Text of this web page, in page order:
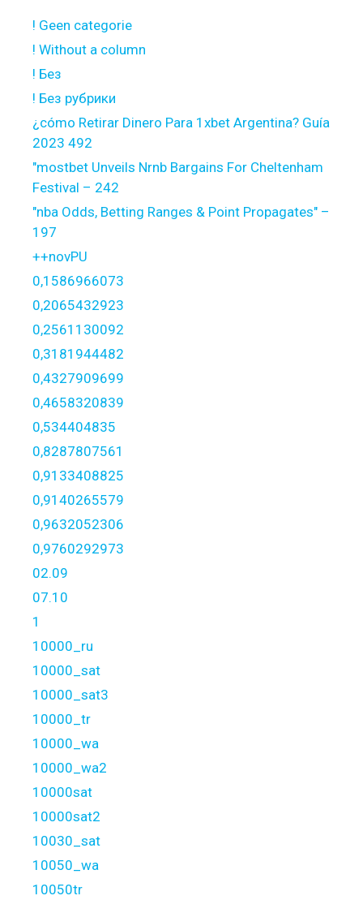
! Geen categorie
! Without a column
! Без
! Без рубрики
¿cómo Retirar Dinero Para 1xbet Argentina? Guía
2023 492
"mostbet Unveils Nrnb Bargains For Cheltenham
Festival – 242
"nba Odds, Betting Ranges & Point Propagates" –
197
++novPU
0,1586966073
0,2065432923
0,2561130092
0,3181944482
0,4327909699
0,4658320839
0,534404835
0,8287807561
0,9133408825
0,9140265579
0,9632052306
0,9760292973
02.09
07.10
1
10000_ru
10000_sat
10000_sat3
10000_tr
10000_wa
10000_wa2
10000sat
10000sat2
10030_sat
10050_wa
10050tr